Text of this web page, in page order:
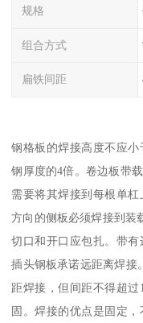
规格
组合方式
扁铁间距
钢格板的焊接高度不应
钢厚度的4倍。卷边板带
需要将其焊接到每根单
方向的侧板必须焊接到装
切口和开口应包扎。带有
插头钢板承诺远距离焊接
距焊接，但间距不得超过
固。焊接的优点是固定